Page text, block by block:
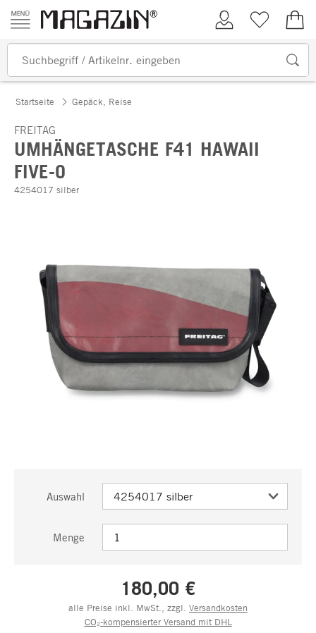
Zum Inhalt springen
Kundenkonto
Merkliste
Startseite Gepäck, Reise
FREITAG
UMHÄNGETASCHE F41 HAWAII
FIVE-O
4254017 silber
Auswahl
Menge
180,00 €
alle Preise inkl. MwSt., zzgl. Versandkosten
CO₂-kompensierter Versand mit DHL